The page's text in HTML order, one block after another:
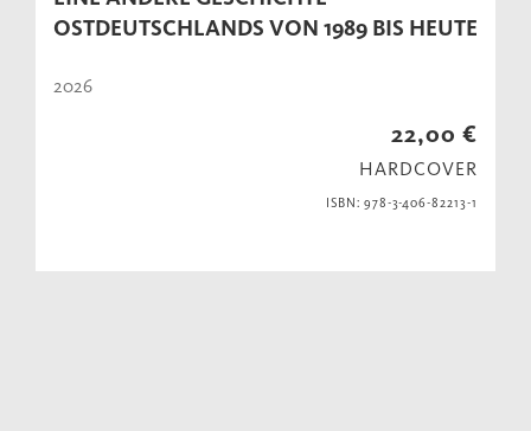
OSTDEUTSCHLANDS VON 1989 BIS HEUTE
2026
22,00 €
HARDCOVER
ISBN: 978-3-406-82213-1